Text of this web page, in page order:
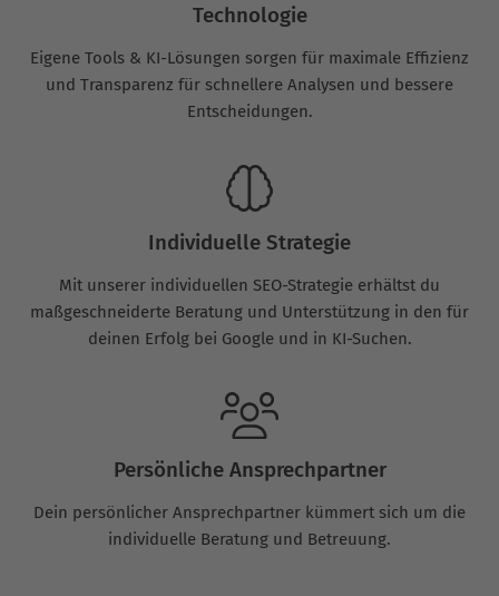
Technologie
Eigene Tools & KI-Lösungen sorgen für maximale Effizienz
und Transparenz für schnellere Analysen und bessere
Entscheidungen.
Individuelle Strategie
Mit unserer individuellen SEO-Strategie erhältst du
maßgeschneiderte Beratung und Unterstützung in den für
deinen Erfolg bei Google und in KI-Suchen.
Persönliche Ansprechpartner
Dein persönlicher Ansprechpartner kümmert sich um die
individuelle Beratung und Betreuung.